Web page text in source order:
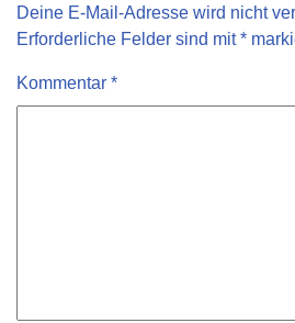
Deine E-Mail-Adresse wird nicht
Erforderliche Felder sind mit*
Kommentar *